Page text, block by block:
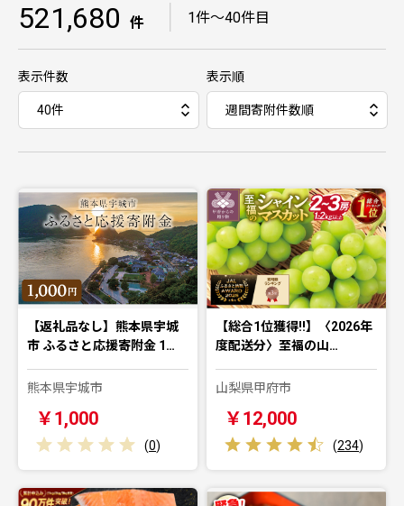
521,680 件 1件〜40件目
表示件数 表示順
【返礼品なし】熊本県宇城
市 ふるさと応援寄附金 1…
熊本県宇城市
￥1,000
(0)
【総合1位獲得!!】〈2026年
度配送分〉至福の山…
山梨県甲府市
￥12,000
(234)